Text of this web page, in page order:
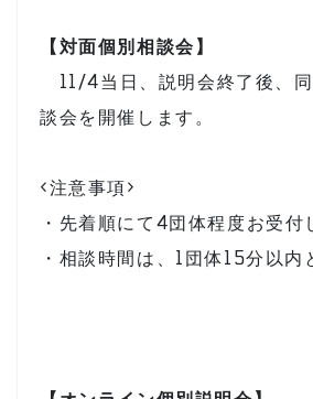
【対面個別相談会】
11/4当日、説明会終了後、
談会を開催します。
<注意事項>
・先着順にて4団体程度お受付
・相談時間は、1団体15分以内